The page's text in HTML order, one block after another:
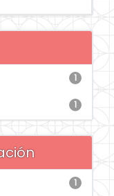
1
1
1